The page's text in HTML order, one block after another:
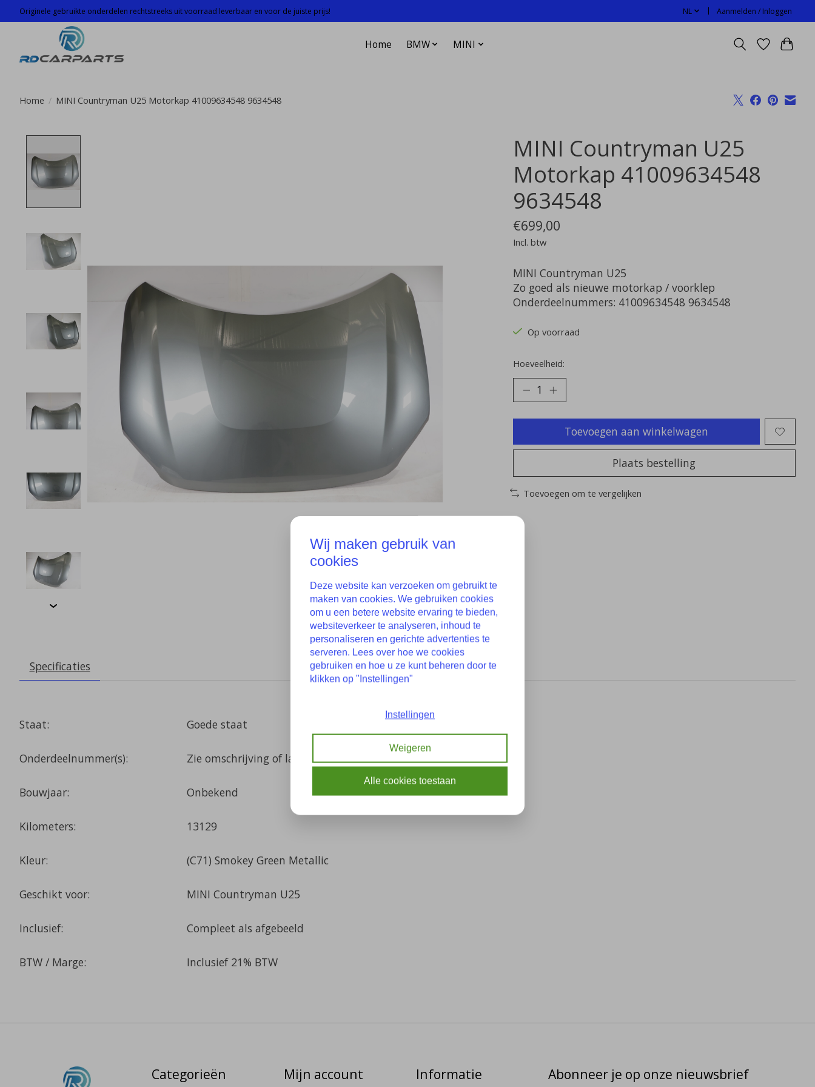
Originele gebruikte onderdelen rechtstreeks uit voorraad leverbaar en voor de juiste prijs! NL Aanmelden / Inloggen
Home BMW MINI
Home / MINI Countryman U25 Motorkap 41009634548 9634548
MINI Countryman U25
Motorkap 41009634548
9634548
€699,00
Incl. btw
MINI Countryman U25
Zo goed als nieuwe motorkap / voorklep
Onderdeelnummers: 41009634548 9634548
Op voorraad
Hoeveelheid:
Toevoegen aan winkelwagen
Plaats bestelling
Toevoegen om te vergelijken
Specificaties
Staat: Goede staat
Onderdeelnummer(s): Zie omschrijving of laatste foto
Bouwjaar: Onbekend
Kilometers: 13129
Kleur: (C71) Smokey Green Metallic
Geschikt voor: MINI Countryman U25
Inclusief: Compleet als afgebeeld
BTW / Marge: Inclusief 21% BTW
Categorieën Mijn account Informatie Abonneer je op onze nieuwsbrief
Wij maken gebruik van
cookies
Deze website kan verzoeken om gebruikt te
maken van cookies. We gebruiken cookies
om u een betere website ervaring te bieden,
websiteverkeer te analyseren, inhoud te
personaliseren en gerichte advertenties te
serveren. Lees over hoe we cookies
gebruiken en hoe u ze kunt beheren door te
klikken op "Instellingen"
Instellingen
Weigeren
Alle cookies toestaan